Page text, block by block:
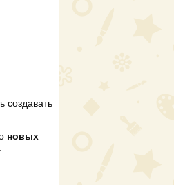
создавать
новых